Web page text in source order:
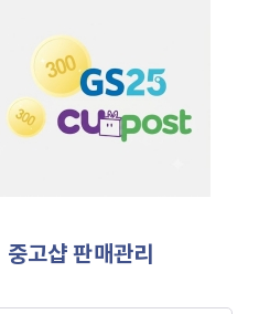
중고샵 판매관리